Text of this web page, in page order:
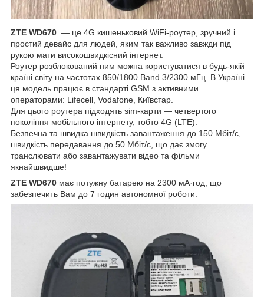
ZTE WD670 — це 4G кишеньковий WiFi-роутер, зручний і
простий девайс для людей, яким так важливо завжди під
рукою мати високошвидкісний інтернет.
Роутер розблокований ним можна користуватися в будь-якій
країні світу на частотах 850/1800 Band 3/2300 мГц. В Україні
ця модель працює в стандарті GSM з активними
операторами: Lifecell, Vodafone, Київстар.
Для цього роутера підходять sim-карти — четвертого
покоління мобільного інтернету, тобто 4G (LTE).
Безпечна та швидка швидкість завантаження до 150 Мбіт/с,
швидкість передавання до 50 Мбіт/с, що дає змогу
транслювати або завантажувати відео та фільми
якнайшвидше!
ZTE WD670 має потужну батарею на 2300 мА·год, що
забезпечить Вам до 7 годин автономної роботи.